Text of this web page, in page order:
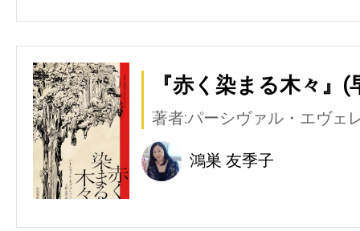
『赤く染まる木々』(
著者:パーシヴァル・エヴェ
鴻巣 友季子